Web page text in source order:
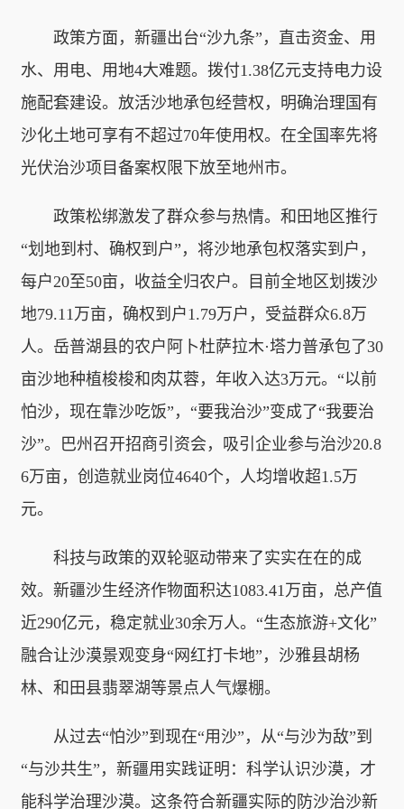
政策方面，新疆出台“沙九条”，直击资金、用
水、用电、用地4大难题。拨付1.38亿元支持电力设
施配套建设。放活沙地承包经营权，明确治理国有
沙化土地可享有不超过70年使用权。在全国率先将
光伏治沙项目备案权限下放至地州市。
政策松绑激发了群众参与热情。和田地区推行
“划地到村、确权到户”，将沙地承包权落实到户，
每户20至50亩，收益全归农户。目前全地区划拨沙
地79.11万亩，确权到户1.79万户，受益群众6.8万
人。岳普湖县的农户阿卜杜萨拉木·塔力普承包了30
亩沙地种植梭梭和肉苁蓉，年收入达3万元。“以前
怕沙，现在靠沙吃饭”，“要我治沙”变成了“我要治
沙”。巴州召开招商引资会，吸引企业参与治沙20.8
6万亩，创造就业岗位4640个，人均增收超1.5万
元。
科技与政策的双轮驱动带来了实实在在的成
效。新疆沙生经济作物面积达1083.41万亩，总产值
近290亿元，稳定就业30余万人。“生态旅游+文化”
融合让沙漠景观变身“网红打卡地”，沙雅县胡杨
林、和田县翡翠湖等景点人气爆棚。
从过去“怕沙”到现在“用沙”，从“与沙为敌”到
“与沙共生”，新疆用实践证明：科学认识沙漠，才
能科学治理沙漠。这条符合新疆实际的防沙治沙新